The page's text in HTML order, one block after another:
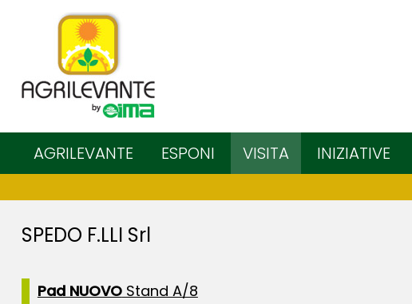
AGRILEVANTE ESPONI VISITA INIZIATIVE
SPEDO F.LLI Srl
Pad NUOVOStand A/8